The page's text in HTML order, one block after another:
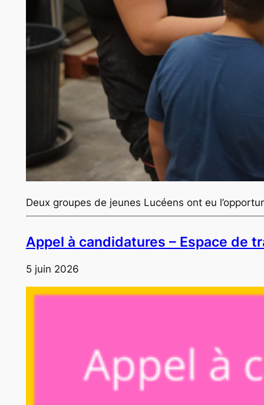
Deux groupes de jeunes Lucéens ont eu
Appel à candidatures – Espace de
5 juin 2026